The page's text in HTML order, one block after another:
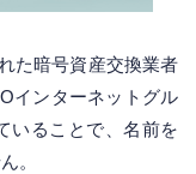
た暗号資産交換業者
インターネットグル
いることで、名前を
。